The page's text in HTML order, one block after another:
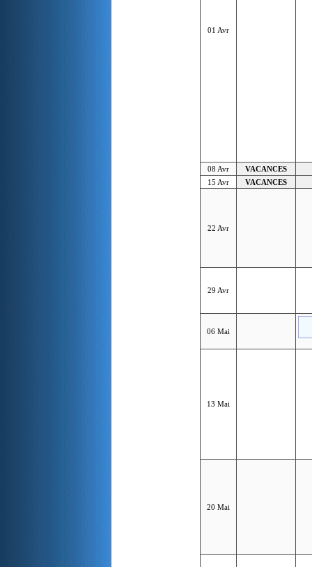
01 Avr
08 Avr
VACANCES
15 Avr
VACANCES
22 Avr
29 Avr
06 Mai
13 Mai
20 Mai